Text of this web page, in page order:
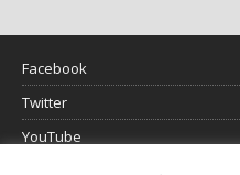
Facebook
Twitter
YouTube